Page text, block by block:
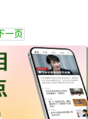
下一页